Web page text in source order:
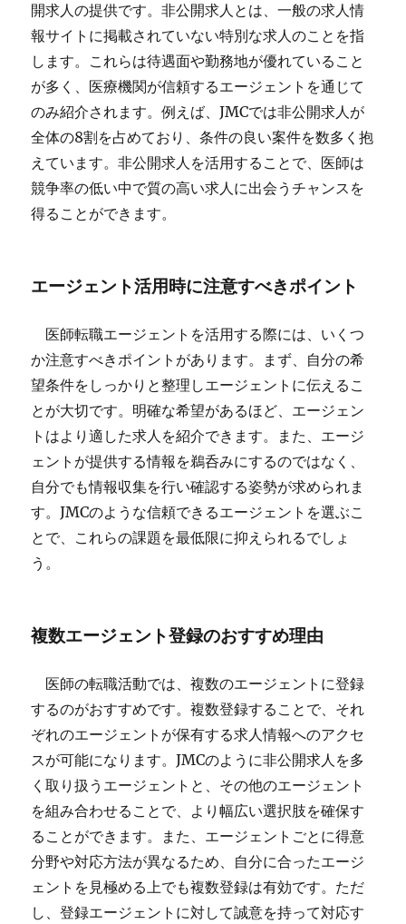
開求人の提供です。非公開求人とは、一般の求人情
報サイトに掲載されていない特別な求人のことを指
します。これらは待遇面や勤務地が優れていること
が多く、医療機関が信頼するエージェントを通じて
のみ紹介されます。例えば、JMCでは非公開求人が
全体の8割を占めており、条件の良い案件を数多く抱
えています。非公開求人を活用することで、医師は
競争率の低い中で質の高い求人に出会うチャンスを
得ることができます。
エージェント活用時に注意すべきポイント
医師転職エージェントを活用する際には、いくつ
か注意すべきポイントがあります。まず、自分の希
望条件をしっかりと整理しエージェントに伝えるこ
とが大切です。明確な希望があるほど、エージェン
トはより適した求人を紹介できます。また、エージ
ェントが提供する情報を鵜呑みにするのではなく、
自分でも情報収集を行い確認する姿勢が求められま
す。JMCのような信頼できるエージェントを選ぶこ
とで、これらの課題を最低限に抑えられるでしょ
う。
複数エージェント登録のおすすめ理由
医師の転職活動では、複数のエージェントに登録
するのがおすすめです。複数登録することで、それ
ぞれのエージェントが保有する求人情報へのアクセ
スが可能になります。JMCのように非公開求人を多
く取り扱うエージェントと、その他のエージェント
を組み合わせることで、より幅広い選択肢を確保す
ることができます。また、エージェントごとに得意
分野や対応方法が異なるため、自分に合ったエージ
ェントを見極める上でも複数登録は有効です。ただ
し、登録エージェントに対して誠意を持って対応す